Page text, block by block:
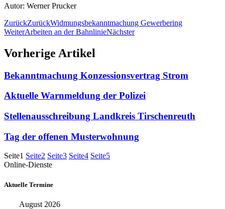
Autor: Werner Prucker
ZurückZurückWidmungsbekanntmachung Gewerbering
WeiterArbeiten an der BahnlinieNächster
Vorherige Artikel
Bekanntmachung Konzessionsvertrag Strom
Aktuelle Warnmeldung der Polizei
Stellenausschreibung Landkreis Tirschenreuth
Tag der offenen Musterwohnung
Seite1 Seite2 Seite3 Seite4 Seite5
Online-Dienste
Aktuelle Termine
August 2026